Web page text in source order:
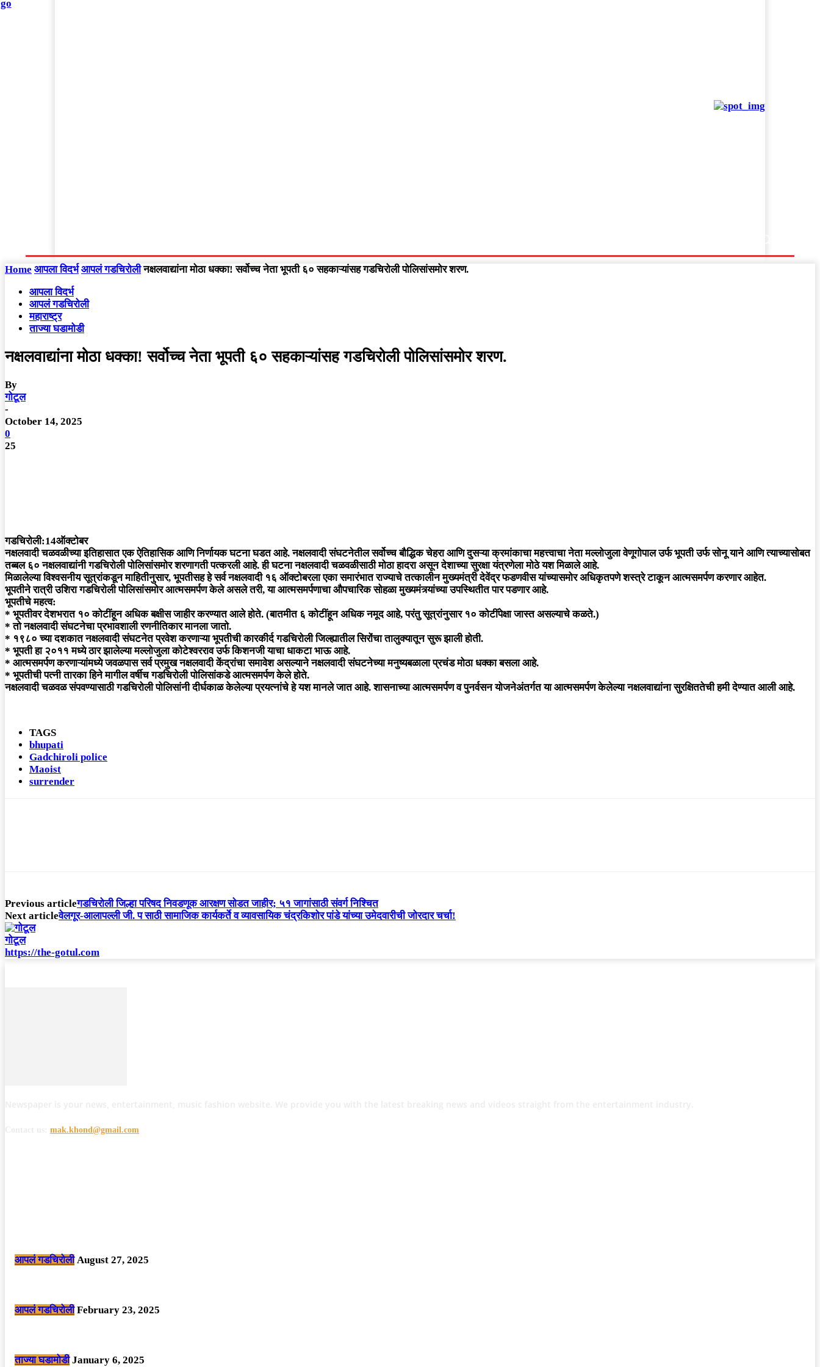
Home आपला विदर्भ आपलं गडचिरोली नक्षलवाद्यांना मोठा धक्का! सर्वोच्च नेता भूपती ६० सहकाऱ्यांसह गडचिरोली पोलिसांसमोर शरण.
आपला विदर्भ
आपलं गडचिरोली
महाराष्ट्र
ताज्या घडामोडी
नक्षलवाद्यांना मोठा धक्का! सर्वोच्च नेता भूपती ६० सहकाऱ्यांसह गडचिरोली पोलिसांसमोर शरण.
By
गोटूल
-
October 14, 2025
0
25
गडचिरोली:14ऑक्टोबर
नक्षलवादी चळवळीच्या इतिहासात एक ऐतिहासिक आणि निर्णायक घटना घडत आहे. नक्षलवादी संघटनेतील सर्वोच्च बौद्धिक चेहरा आणि दुसऱ्या क्रमांकाचा महत्त्वाचा नेता मल्लोजुला वेणूगोपाल उर्फ भूपती उर्फ सोनू याने आणि त्याच्यासोबत
तब्बल ६० नक्षलवाद्यांनी गडचिरोली पोलिसांसमोर शरणागती पत्करली आहे. ही घटना नक्षलवादी चळवळीसाठी मोठा हादरा असून देशाच्या सुरक्षा यंत्रणेला मोठे यश मिळाले आहे.
मिळालेल्या विश्वसनीय सूत्रांकडून माहितीनुसार, भूपतीसह हे सर्व नक्षलवादी १६ ऑक्टोबरला एका समारंभात राज्याचे तत्कालीन मुख्यमंत्री देवेंद्र फडणवीस यांच्यासमोर अधिकृतपणे शस्त्रे टाकून आत्मसमर्पण करणार आहेत.
भूपतीने रात्री उशिरा गडचिरोली पोलिसांसमोर आत्मसमर्पण केले असले तरी, या आत्मसमर्पणाचा औपचारिक सोहळा मुख्यमंत्र्यांच्या उपस्थितीत पार पडणार आहे.
भूपतीचे महत्व:
* भूपतीवर देशभरात १० कोटींहून अधिक बक्षीस जाहीर करण्यात आले होते. (बातमीत ६ कोटींहून अधिक नमूद आहे, परंतु सूत्रांनुसार १० कोटींपेक्षा जास्त असल्याचे कळते.)
* तो नक्षलवादी संघटनेचा प्रभावशाली रणनीतिकार मानला जातो.
* १९८० च्या दशकात नक्षलवादी संघटनेत प्रवेश करणाऱ्या भूपतीची कारकीर्द गडचिरोली जिल्ह्यातील सिरोंचा तालुक्यातून सुरू झाली होती.
* भूपती हा २०११ मध्ये ठार झालेल्या मल्लोजुला कोटेश्वरराव उर्फ किशनजी याचा धाकटा भाऊ आहे.
* आत्मसमर्पण करणाऱ्यांमध्ये जवळपास सर्व प्रमुख नक्षलवादी केंद्रांचा समावेश असल्याने नक्षलवादी संघटनेच्या मनुष्यबळाला प्रचंड मोठा धक्का बसला आहे.
* भूपतीची पत्नी तारका हिने मागील वर्षीच गडचिरोली पोलिसांकडे आत्मसमर्पण केले होते.
नक्षलवादी चळवळ संपवण्यासाठी गडचिरोली पोलिसांनी दीर्घकाळ केलेल्या प्रयत्नांचे हे यश मानले जात आहे. शासनाच्या आत्मसमर्पण व पुनर्वसन योजनेअंतर्गत या आत्मसमर्पण केलेल्या नक्षलवाद्यांना सुरक्षिततेची हमी देण्यात आली आहे.
TAGS
bhupati
Gadchiroli police
Maoist
surrender
Previous articleगडचिरोली जिल्हा परिषद निवडणूक आरक्षण सोडत जाहीर; ५१ जागांसाठी संवर्ग निश्चित
Next articleवेलगूर-आलापल्ली जी. प साठी सामाजिक कार्यकर्ते व व्यावसायिक चंद्रकिशोर पांडे यांच्या उमेदवारीची जोरदार चर्चा!
गोटूल
https://the-gotul.com
mak.khond@gmail.com
आपलं गडचिरोली August 27, 2025
आपलं गडचिरोली February 23, 2025
ताज्या घडामोडी January 6, 2025